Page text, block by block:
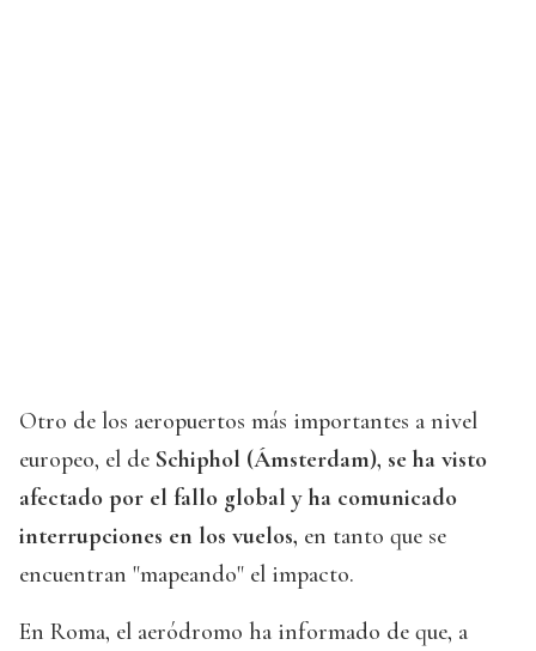
Otro de los aeropuertos más importantes a nivel
europeo, el de Schiphol (Ámsterdam), se ha visto
afectado por el fallo global y ha comunicado
interrupciones en los vuelos, en tanto que se
encuentran "mapeando" el impacto.
En Roma, el aeródromo ha informado de que, a